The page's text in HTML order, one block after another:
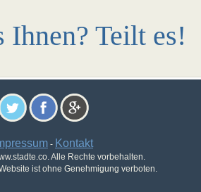
Ihnen? Teilt es!
- Kontakt
Alle Rechte vorbehalten.
ist ohne Genehmigung verboten.